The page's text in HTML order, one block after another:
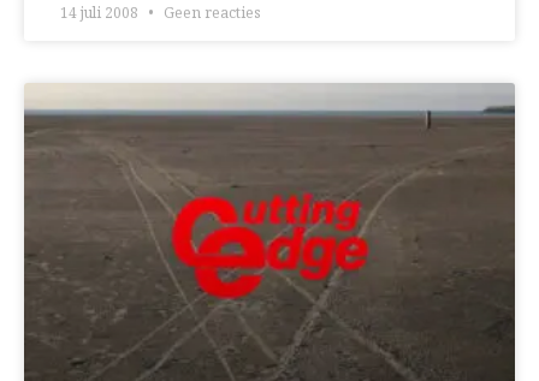
14 juli 2008 Geen reacties